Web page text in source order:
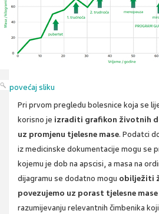
povećaj sliku
Pri prvom pregledu bolesnice koja se
korisno je izraditi grafikon životnih
uz promjenu tjelesne mase. Podatci
iz medicinske dokumentacije mogu se
kojemu je dob na apscisi, a masa na
dijagramu se dodatno mogu obilježiti
povezujemo uz porast tjelesne mase
razumijevanju relevantnih čimbenika